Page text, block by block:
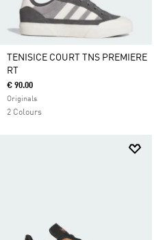
TENISICE COURT TNS PREMIERE
RT
€ 90.00
Originals
2 Colours